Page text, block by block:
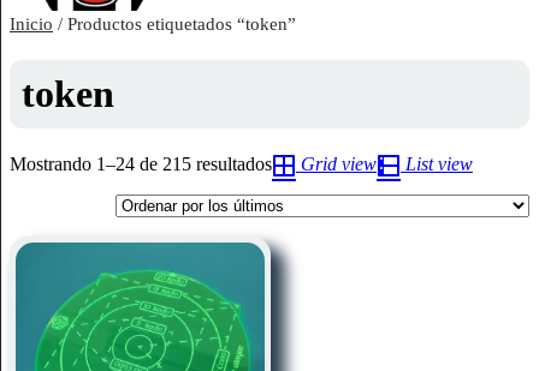
Inicio / Productos etiquetados “token”
token
Mostrando 1–24 de 215 resultadosOrdenado
por
los
Grid view List view